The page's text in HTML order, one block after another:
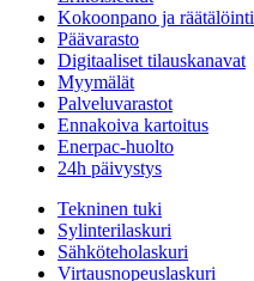
Kokoonpano ja räätälöinti
Päävarasto
Digitaaliset tilauskanavat
Myymälät
Palveluvarastot
Ennakoiva kartoitus
Enerpac-huolto
24h päivystys
Tekninen tuki
Sylinterilaskuri
Sähköteholaskuri
Virtausnopeuslaskuri